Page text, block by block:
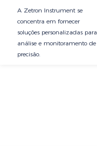
A Zetron Instrument se
concentra em fornecer
soluções personalizadas para
análise e monitoramento de
precisão.